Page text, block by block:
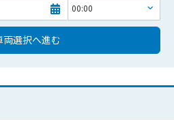
選択へ進む